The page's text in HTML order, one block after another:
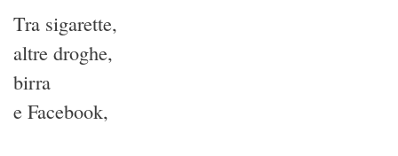
Tra sigarette,
altre droghe,
birra
e Facebook,